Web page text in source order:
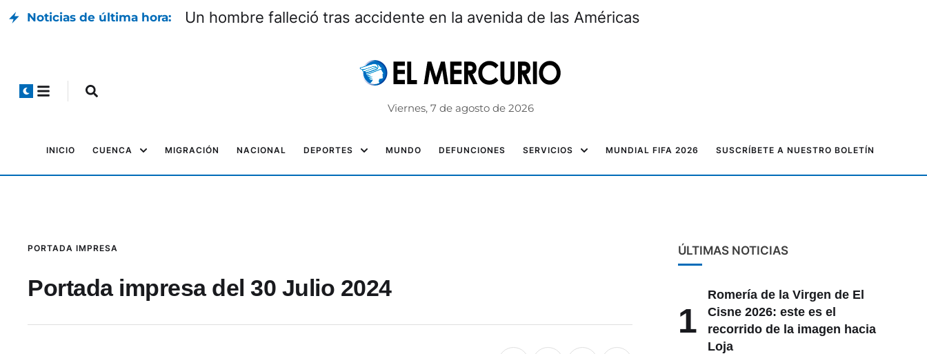
Noticias de última hora: Un hombre falleció tras accidente en la avenida de las Américas
Viernes, 7 de agosto de 2026
INICIO CUENCA MIGRACIÓN NACIONAL DEPORTES MUNDO DEFUNCIONES SERVICIOS MUNDIAL FIFA 2026 SUSCRÍBETE A NUESTRO BOLETÍN
PORTADA IMPRESA
Portada impresa del 30 Julio 2024
ÚLTIMAS NOTICIAS
1
Romería de la Virgen de El
Cisne 2026: este es el
recorrido de la imagen hacia
Loja